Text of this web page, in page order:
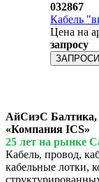
032867
Кабель
Цена на
запросу
АйСиэС Балтика,
«Компания ICS»
25 лет на рынке
Кабель, провод,
кабельные лотки,